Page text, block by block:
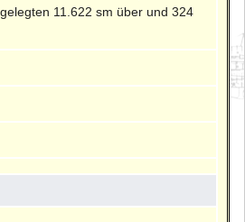
11.622 sm über und 324